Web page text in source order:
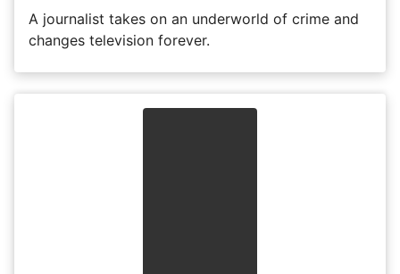
A journalist takes on an underworld of crime and
changes television forever.